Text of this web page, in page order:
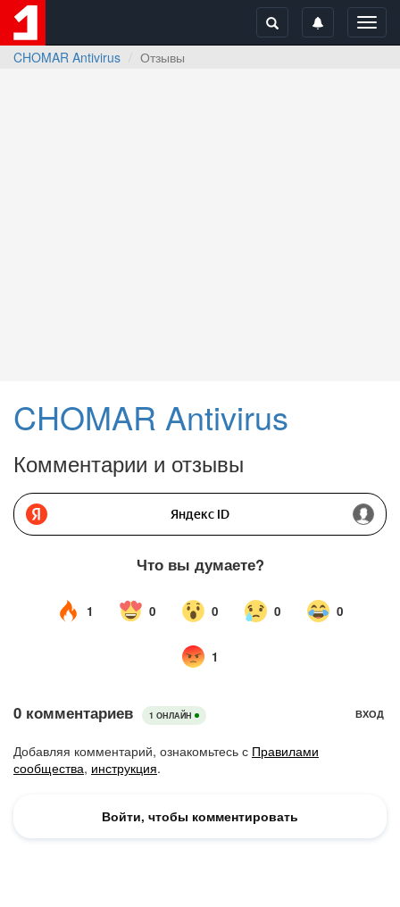
CHOMAR Antivirus
Отзывы
CHOMAR Antivirus
Комментарии и отзывы